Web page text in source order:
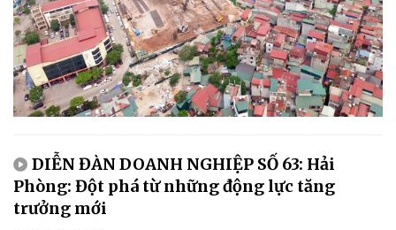
DIỄN ĐÀN DOANH NGHIỆP SỐ 63: Hải
Phòng: Đột phá từ những động lực tăng
trưởng mới